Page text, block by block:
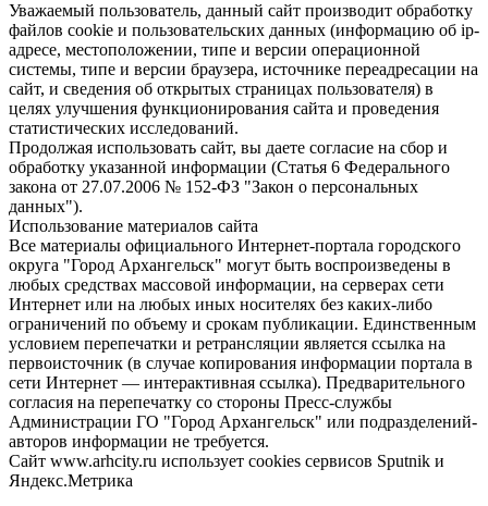
Уважаемый пользователь, данный сайт производит обработку
файлов cookie и пользовательских данных (информацию об ip-
адресе, местоположении, типе и версии операционной
системы, типе и версии браузера, источнике переадресации на
сайт, и сведения об открытых страницах пользователя) в
целях улучшения функционирования сайта и проведения
статистических исследований.
Продолжая использовать сайт, вы даете согласие на сбор и
обработку указанной информации (Статья 6 Федерального
закона от 27.07.2006 № 152-ФЗ "Закон о персональных
данных").
Использование материалов сайта
Все материалы официального Интернет-портала городского
округа "Город Архангельск" могут быть воспроизведены в
любых средствах массовой информации, на серверах сети
Интернет или на любых иных носителях без каких-либо
ограничений по объему и срокам публикации. Единственным
условием перепечатки и ретрансляции является ссылка на
первоисточник (в случае копирования информации портала в
сети Интернет — интерактивная ссылка). Предварительного
согласия на перепечатку со стороны Пресс-службы
Администрации ГО "Город Архангельск" или подразделений-
авторов информации не требуется.
Сайт www.arhcity.ru использует cookies сервисов Sputnik и
Яндекс.Метрика